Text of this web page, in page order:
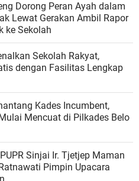
Dorong Peran Ayah dalam
Lewat Gerakan Ambil Rapor
ke Sekolah
Sekolah Rakyat,
dengan Fasilitas Lengkap
Kades Incumbent,
Mencuat di Pilkades Belo
Sinjai Ir. Tjetjep Maman
Pimpin Upacara